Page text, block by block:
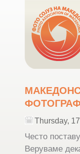
Thursday,
Често
Веруваме